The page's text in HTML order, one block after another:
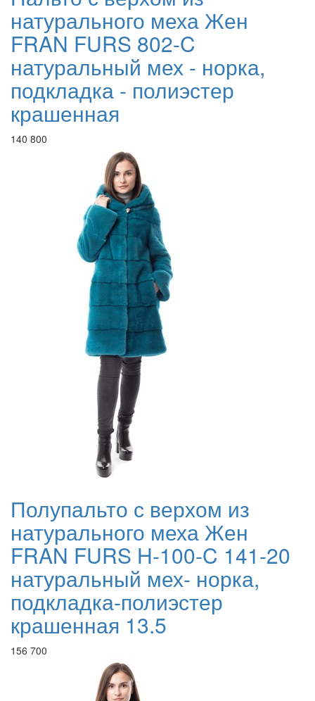
натурального меха Жен
FRAN FURS 802-C
натуральный мех - норка,
подкладка - полиэстер
крашенная
140 800
Полупальто с верхом из
натурального меха Жен
FRAN FURS H-100-C 141-20
натуральный мех- норка,
подкладка-полиэстер
крашенная 13.5
156 700